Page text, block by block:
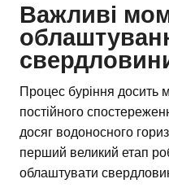
Важливі
Процес буріння досить
постійного
досяг водоносного
перший великий етап
облаштувати